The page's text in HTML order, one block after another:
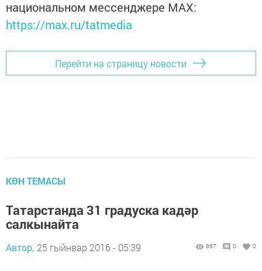
национальном мессенджере MАХ:
https://max.ru/tatmedia
Перейти на страницу новости
КӨН ТЕМАСЫ
Татарстанда 31 градуска кадәр
салкынайта
Автор, 25 гыйнвар 2016 - 05:39 867 0 0